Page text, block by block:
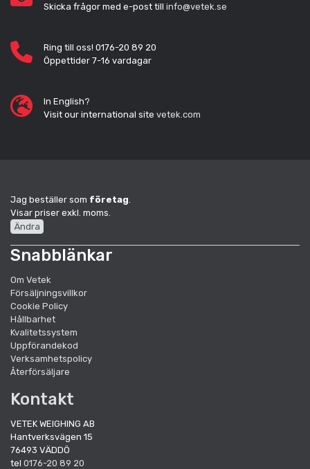
Skicka frågor med e-post till info@vetek.se
Ring till oss! 0176-20 89 20
Öppettider 7-16 vardagar
In English?
Visit our international site vetek.com
Jag beställer som företag
Visar priser exkl. moms.
Ändra
Snabblänkar
Om Vetek
Försäljningsvillkor
Cookie Policy
Hållbarhet
Kvalitetssystem
Uppförandekod
Verksamhetspolicy
Återförsäljare
Kontakt
VETEK WEIGHING AB
Hantverksvägen 15
76493 VÄDDÖ
tel 0176-20 89 20